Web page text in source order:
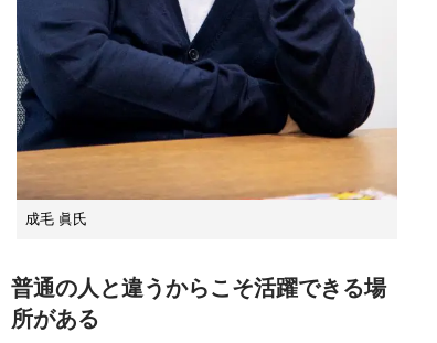
成毛 眞氏
普通の人と違うからこそ活躍できる場
所がある